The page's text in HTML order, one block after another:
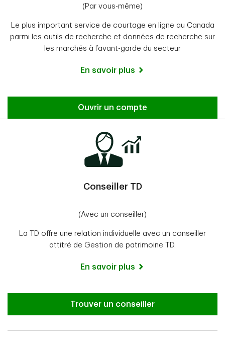
(Par vous-même)
Le plus important service de courtage en ligne au Canada
parmi les outils de recherche et données de recherche sur
les marchés à l’avant-garde du secteur
En savoir plus
Ouvrir un compte
Conseiller TD
(Avec un conseiller)
La TD offre une relation individuelle avec un conseiller
attitré de Gestion de patrimoine TD.
En savoir plus
Trouver un conseiller